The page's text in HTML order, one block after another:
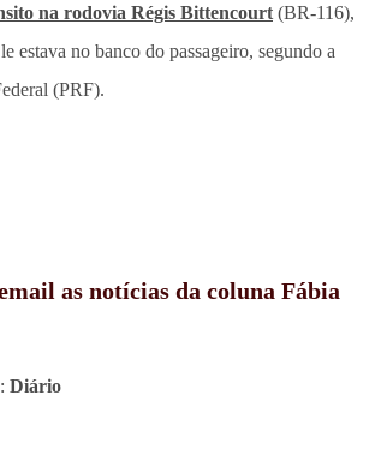
na rodovia Régis Bittencourt (BR-116),
estava no banco do passageiro, segundo a
(PRF).
as notícias da coluna Fábia
Diário